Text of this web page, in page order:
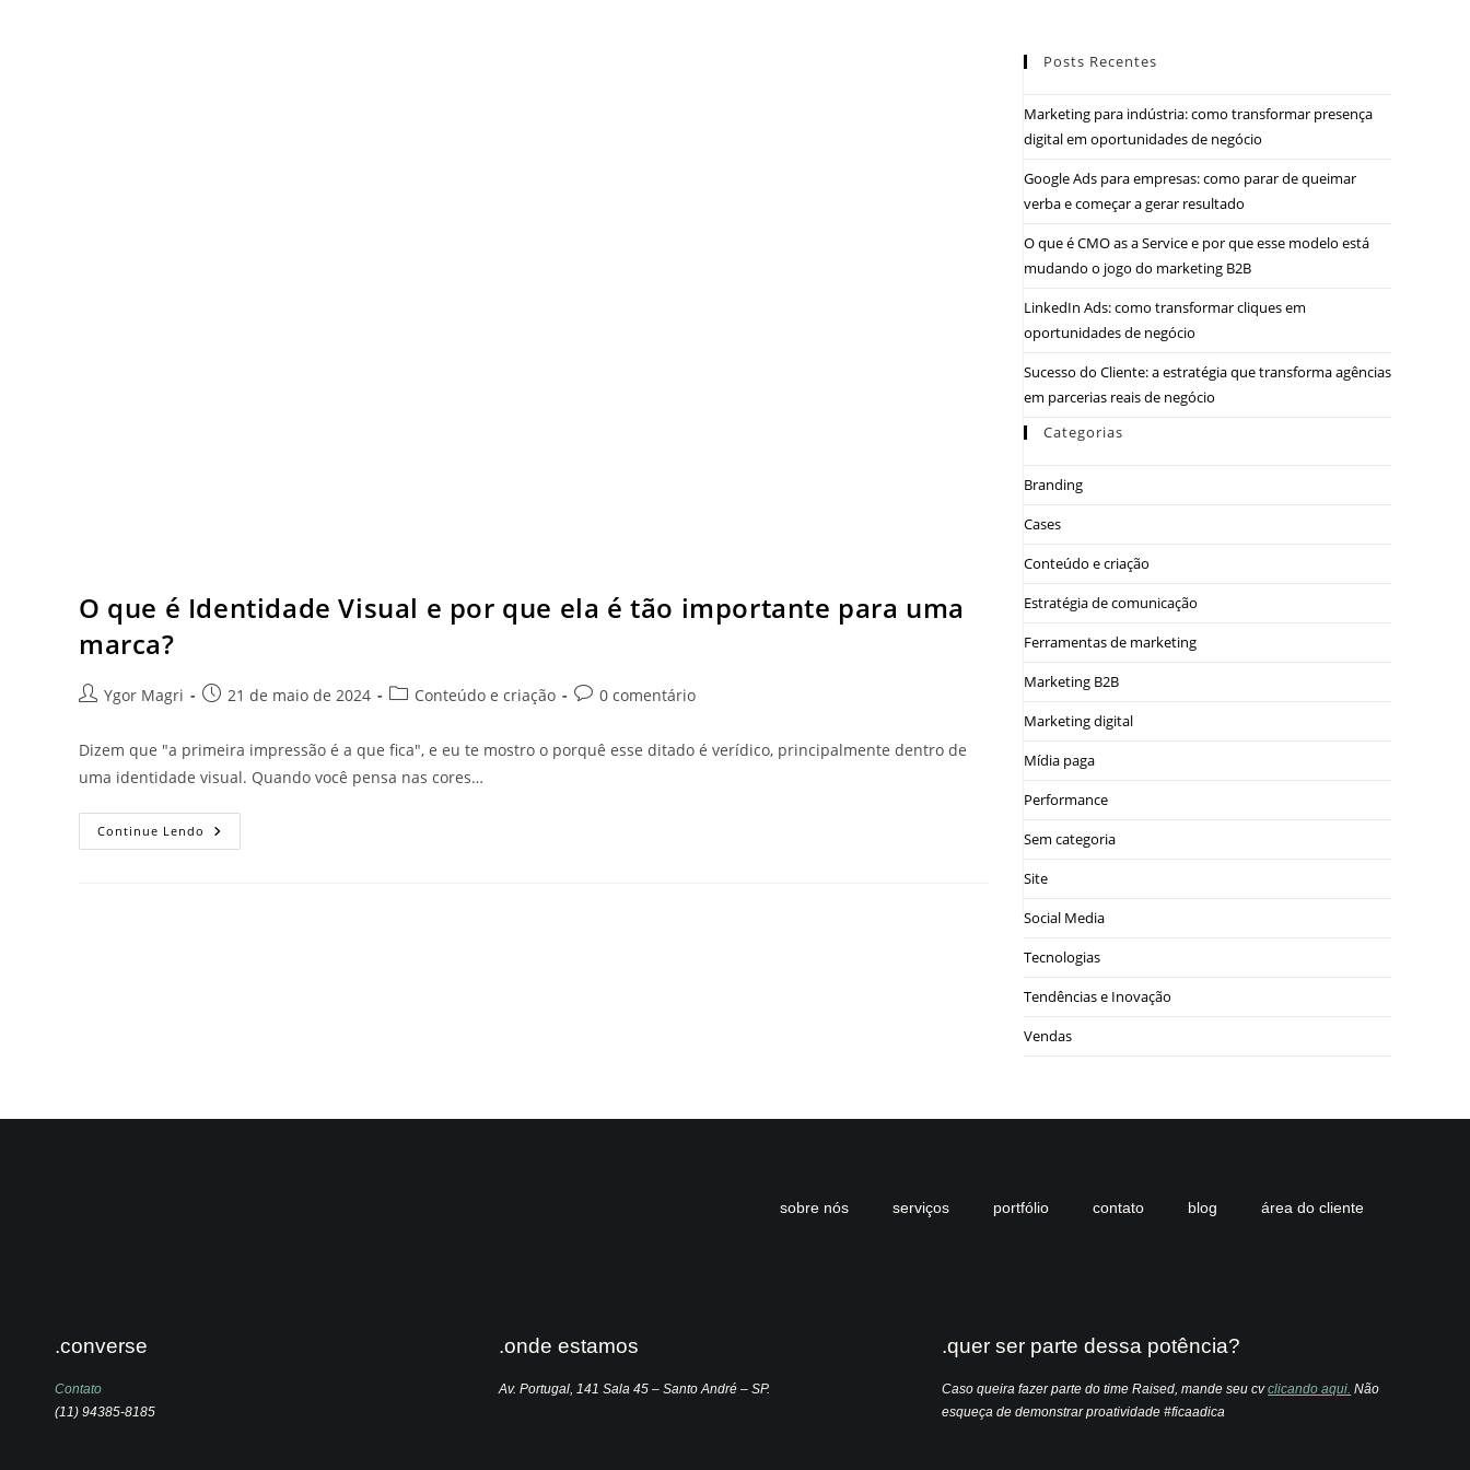
O que é Identidade Visual e por que ela é tão importante para uma
marca?
Ygor Magri 21 de maio de 2024 Conteúdo e criação 0 comentário
Dizem que "a primeira impressão é a que fica", e eu te mostro o porquê esse ditado é verídico, principalmente dentro de
uma identidade visual. Quando você pensa nas cores…
Continue Lendo
Posts Recentes
Marketing para indústria: como transformar presença
digital em oportunidades de negócio
Google Ads para empresas: como parar de queimar
verba e começar a gerar resultado
O que é CMO as a Service e por que esse modelo está
mudando o jogo do marketing B2B
LinkedIn Ads: como transformar cliques em
oportunidades de negócio
Sucesso do Cliente: a estratégia que transforma agências
em parcerias reais de negócio
Categorias
Branding
Cases
Conteúdo e criação
Estratégia de comunicação
Ferramentas de marketing
Marketing B2B
Marketing digital
Mídia paga
Performance
Sem categoria
Site
Social Media
Tecnologias
Tendências e Inovação
Vendas
sobre nós serviços portfólio contato blog área do cliente
.converse
Contato
(11) 94385-8185
.onde estamos
Av. Portugal, 141 Sala 45 – Santo André – SP.
.quer ser parte dessa potência?
Caso queira fazer parte do time Raised, mande seu cvclicando aqui. Não
esqueça de demonstrar proatividade #ficaadica